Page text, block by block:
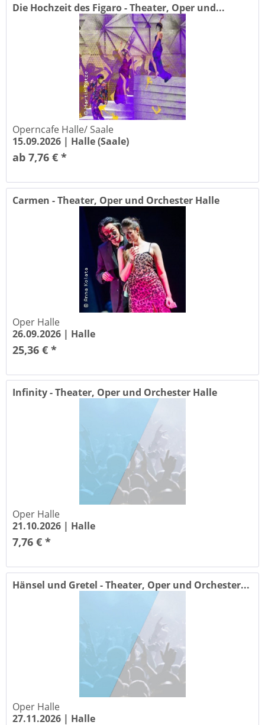
Die Hochzeit des Figaro - Theater, Oper und...
Operncafe Halle/ Saale
15.09.2026 | Halle (Saale)
ab 7,76 € *
Carmen - Theater, Oper und Orchester Halle
Oper Halle
26.09.2026 | Halle
25,36 € *
Infinity - Theater, Oper und Orchester Halle
Oper Halle
21.10.2026 | Halle
7,76 € *
Hänsel und Gretel - Theater, Oper und Orchester...
Oper Halle
27.11.2026 | Halle